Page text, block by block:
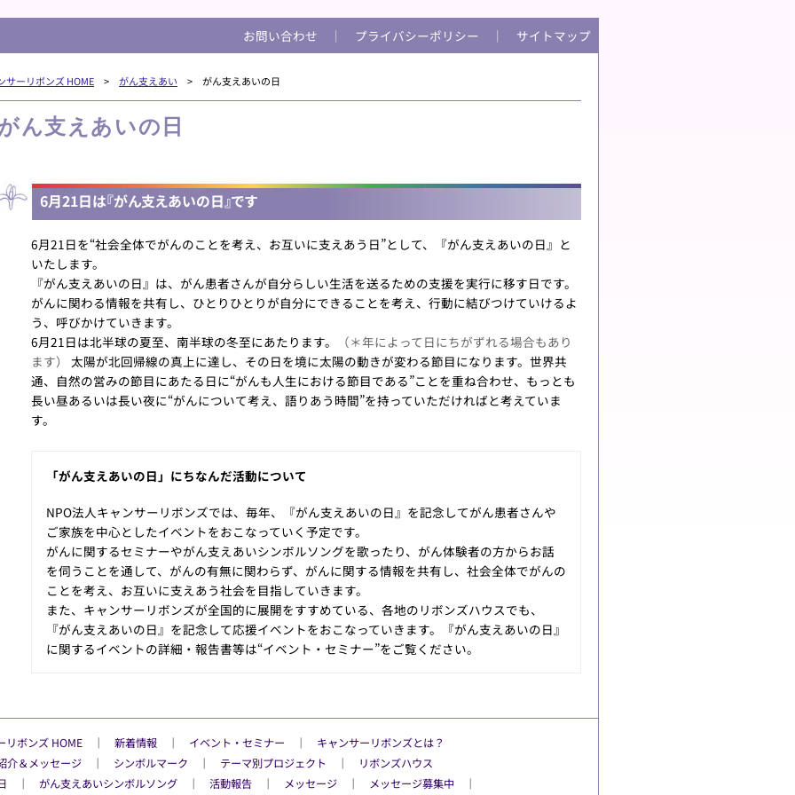
お問い合わせ │ プライバシーポリシー │ サイトマップ
サーリボンズ HOME > がん支えあい > がん支えあいの日
ん支えあいの日
6月21日は『がん支えあいの日』です
6月21日を“社会全体でがんのことを考え、お互いに支えあう日”として、『がん支えあいの日』と
いたします。
『がん支えあいの日』は、がん患者さんが自分らしい生活を送るための支援を実行に移す日です。
がんに関わる情報を共有し、ひとりひとりが自分にできることを考え、行動に結びつけていけるよ
う、呼びかけていきます。
6月21日は北半球の夏至、南半球の冬至にあたります。
（＊年によって日にちがずれる場合もあり
ます）
太陽が北回帰線の真上に達し、その日を境に太陽の動きが変わる節目になります。世界共
通、自然の営みの節目にあたる日に“がんも人生における節目である”ことを重ね合わせ、もっとも
長い昼あるいは長い夜に“がんについて考え、語りあう時間”を持っていただければと考えていま
す。
「がん支えあいの日」にちなんだ活動について
NPO法人キャンサーリボンズでは、毎年、『がん支えあいの日』を記念してがん患者さんや
ご家族を中心としたイベントをおこなっていく予定です。
がんに関するセミナーやがん支えあいシンボルソングを歌ったり、がん体験者の方からお話
を伺うことを通して、がんの有無に関わらず、がんに関する情報を共有し、社会全体でがんの
ことを考え、お互いに支えあう社会を目指していきます。
また、キャンサーリボンズが全国的に展開をすすめている、各地のリボンズハウスでも、
『がん支えあいの日』を記念して応援イベントをおこなっていきます。『がん支えあいの日』
に関するイベントの詳細・報告書等は“イベント・セミナー”をご覧ください。
リボンズ HOME │ 新着情報 │ イベント・セミナー │ キャンサーリボンズとは？
介＆メッセージ │ シンボルマーク │ テーマ別プロジェクト │
リボンズハウス
│ がん支えあいシンボルソング │ 活動報告 │ メッセージ │ メッセージ募集中 │